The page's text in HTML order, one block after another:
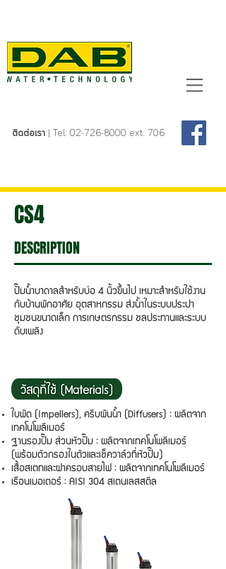
ติดต่อเรา | Tel: 02-726-8000 ext. 706
CS4
DESCRIPTION
ปั๊มน้ำบาดาลสำหรับบ่อ 4 นิ้วขึ้นไป เหมาะสำหรับใช้งาน
กับบ้านพักอาศัย อุตสาหกรรม ส่งน้ำในระบบประปา
ชุมชนขนาดเล็ก การเกษตรกรรม ชลประทานและระบบ
ดับเพลิง
ใบพัด (Impellers), ครีบผันน้ำ (Diffusers) : ผลิตจาก
เทคโนโพลีเมอร์
ฐานรองปั๊ม ส่วนหัวปั๊ม : ผลิตจากเทคโนโพลีเมอร์
(พร้อมตัวกรองในตัวและเช็ควาล์วที่หัวปั๊ม)
เสื้อสเตทและฝาครอบสายไฟ : ผลิตจากเทคโนโพลีเมอร์
เรือนเมอเตอร์ : AISI 304 สเตนเลสสตีล